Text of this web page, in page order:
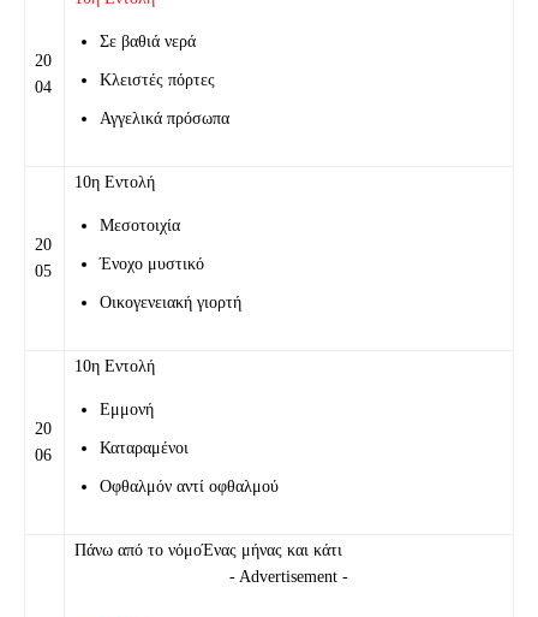
20
04
Σε βαθιά νερά
Κλειστές πόρτες
Αγγελικά πρόσωπα
20
05
10η Εντολή
Μεσοτοιχία
Ένοχο μυστικό
Οικογενειακή γιορτή
20
06
10η Εντολή
Εμμονή
Καταραμένοι
Οφθαλμόν αντί οφθαλμού
Πάνω από το νόμοΈνας μήνας και κάτι
- Advertisement -